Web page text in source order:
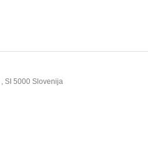
, SI 5000 Slovenija